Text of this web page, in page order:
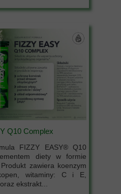
Q10 Complex
FIZZY EASY® Q10
diety w formie
zawiera koenzym
witaminy: C i E,
ekstrakt...